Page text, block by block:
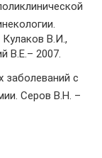
В.И.,
В.Е.– 2007.
заболеваний с
Серов В.Н. –